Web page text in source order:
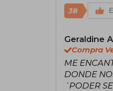
38
Geraldine
Compra
ME
DONDE
´PODER